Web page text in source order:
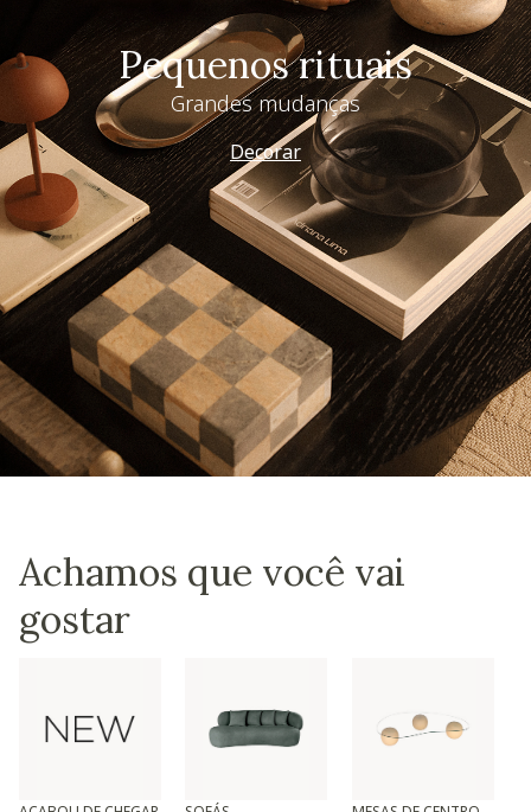
Pequenos rituais
Grandes mudanças
Decorar
Achamos que você vai
gostar